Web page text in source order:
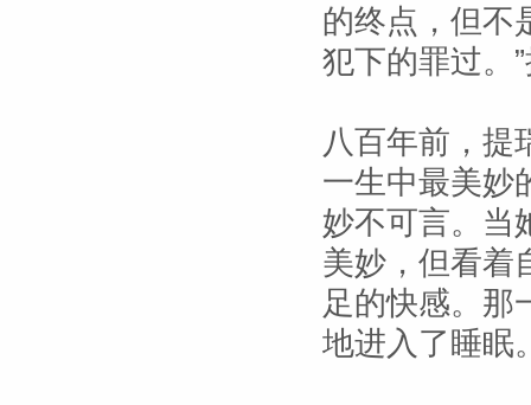
的终点，但不
犯下的罪过。
八百年前，提
一生中最美妙
妙不可言。当
美妙，但看着
足的快感。那
地进入了睡眠